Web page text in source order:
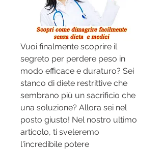
Vuoi finalmente scoprire il
segreto per perdere peso in
modo efficace e duraturo? Sei
stanco di diete restrittive che
sembrano più un sacrificio che
una soluzione? Allora sei nel
posto giusto! Nel nostro ultimo
articolo, ti sveleremo
l'incredibile potere